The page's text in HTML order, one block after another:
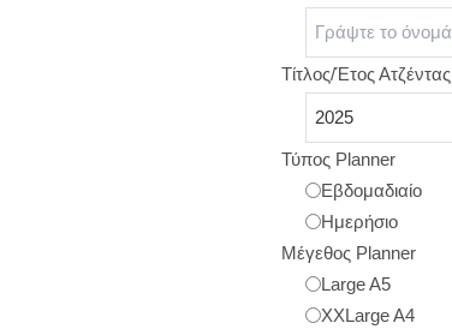
Τίτλος/Έτος Ατζέντας
Τύπος Planner
Εβδομαδιαίο
Ημερήσιο
Μέγεθος Planner
Large A5
XXLarge A4